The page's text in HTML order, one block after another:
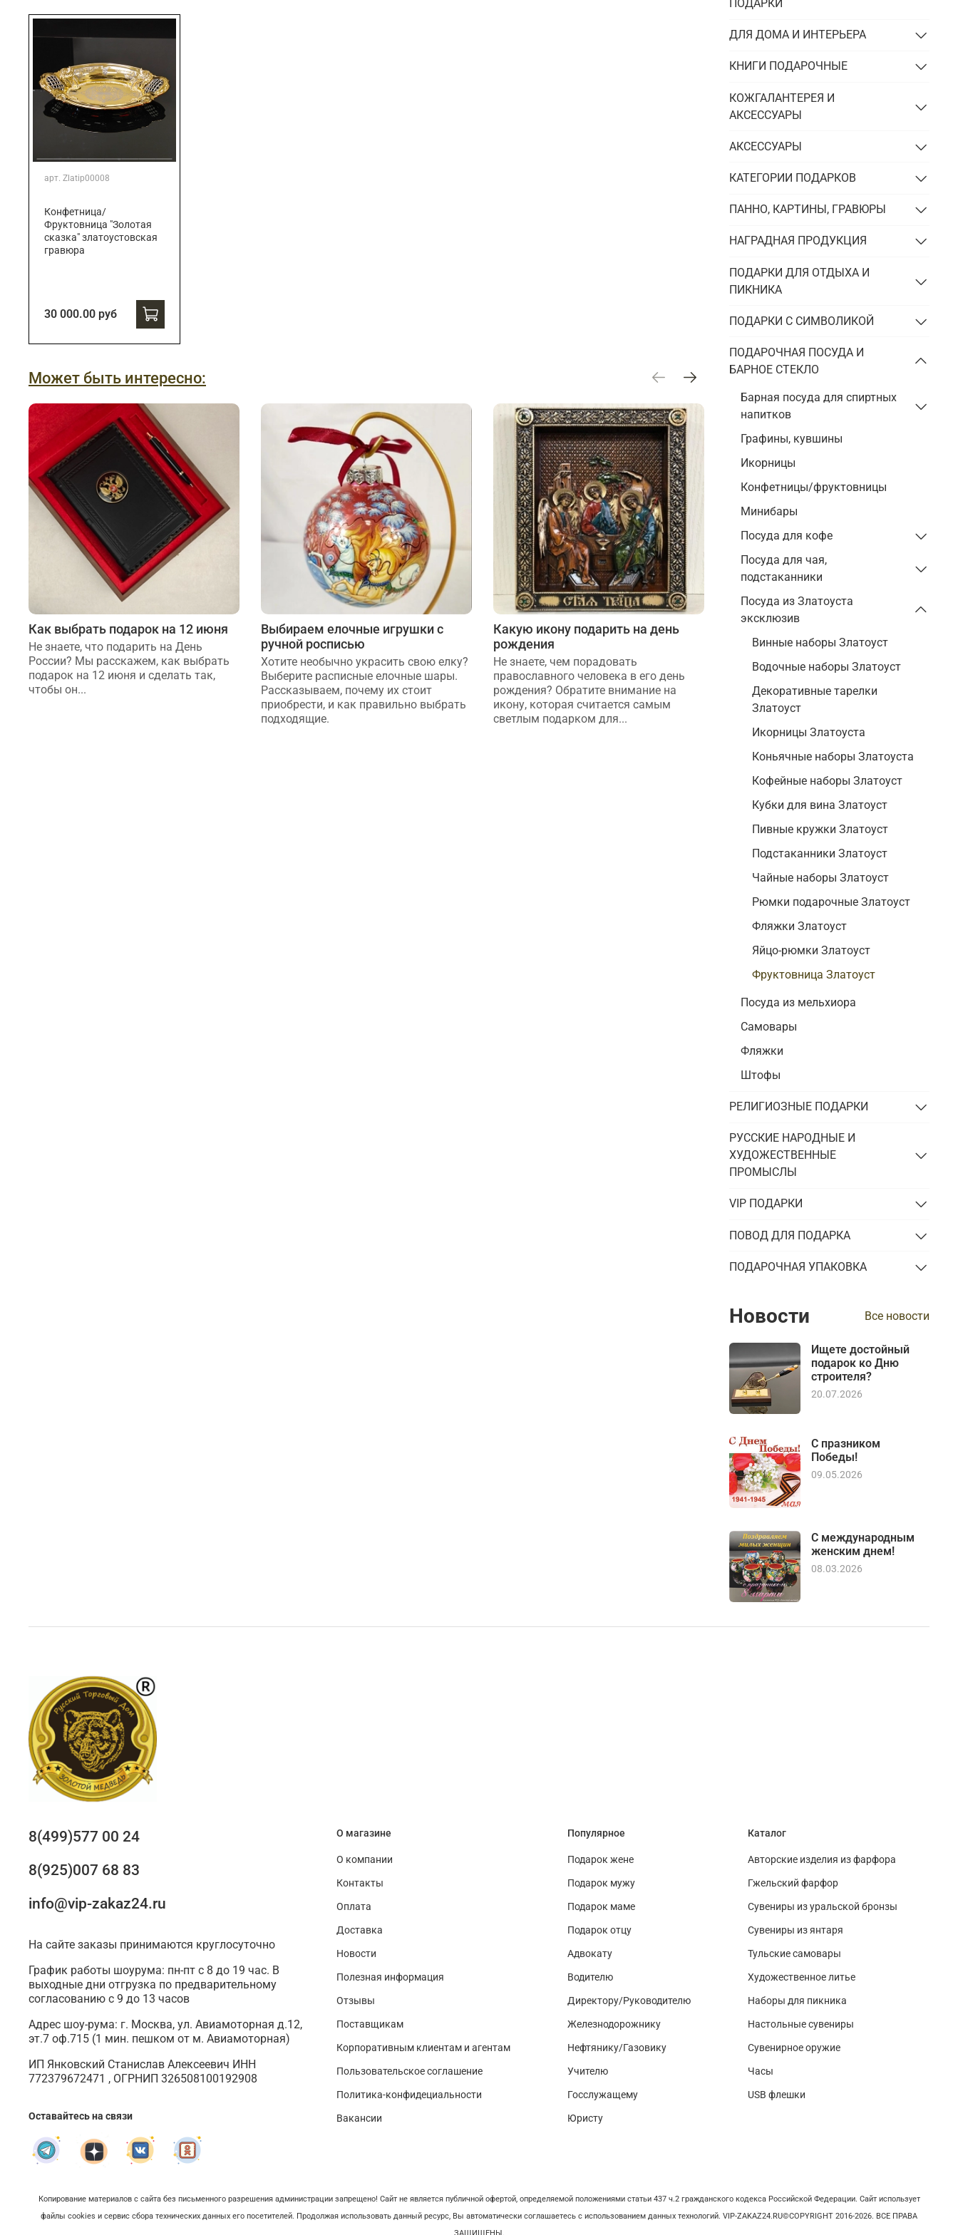
Подарки брокеру
Подарки директору/руководителю
Подарки энергетику
арт. Zlatip00008
Конфетница/
Фруктовница "Золотая
сказка" златоустовская
гравюра
30 000.00 руб
Может быть интересно:
Как выбрать подарок на 12 июня
Не знаете, что подарить на День
России? Мы расскажем, как выбрать
подарок на 12 июня и сделать так,
чтобы он...
Выбираем елочные игрушки с
ручной росписью
Хотите необычно украсить свою елку?
Выберите расписные елочные шары.
Рассказываем, почему их стоит
приобрести, и как правильно выбрать
подходящие.
Какую икону подарить на день
рождения
Не знаете, чем порадовать
православного человека в его день
рождения? Обратите внимание на
икону, которая считается самым
светлым подарком для...
коллекционных ручек Палех
Коллекционные ручки Палех —
элитная канцелярия, которая
переворачивает представление о
письменных принадлежностях. Из
статьи вы узнаете, что в них такого...
ПОДАРКИ
ДЛЯ ДОМА И ИНТЕРЬЕРА
КНИГИ ПОДАРОЧНЫЕ
КОЖГАЛАНТЕРЕЯ И
АКСЕССУАРЫ
АКСЕССУАРЫ
КАТЕГОРИИ ПОДАРКОВ
ПАННО, КАРТИНЫ, ГРАВЮРЫ
НАГРАДНАЯ ПРОДУКЦИЯ
ПОДАРКИ ДЛЯ ОТДЫХА И
ПИКНИКА
ПОДАРКИ С СИМВОЛИКОЙ
ПОДАРОЧНАЯ ПОСУДА И
БАРНОЕ СТЕКЛО
Барная посуда для спиртных
напитков
Графины, кувшины
Икорницы
Конфетницы/фруктовницы
Минибары
Посуда для кофе
Посуда для чая,
подстаканники
Посуда из Златоуста
эксклюзив
Винные наборы Златоуст
Водочные наборы Златоуст
Декоративные тарелки
Златоуст
Икорницы Златоуста
Коньячные наборы Златоуста
Кофейные наборы Златоуст
Кубки для вина Златоуст
Пивные кружки Златоуст
Подстаканники Златоуст
Чайные наборы Златоуст
Рюмки подарочные Златоуст
Фляжки Златоуст
Яйцо-рюмки Златоуст
Фруктовница Златоуст
Посуда из мельхиора
Самовары
Фляжки
Штофы
РЕЛИГИОЗНЫЕ ПОДАРКИ
РУССКИЕ НАРОДНЫЕ И
ХУДОЖЕСТВЕННЫЕ
ПРОМЫСЛЫ
VIP ПОДАРКИ
ПОВОД ДЛЯ ПОДАРКА
ПОДАРОЧНАЯ УПАКОВКА
Новости Все новости
Ищете достойный
подарок ко Дню
строителя?
20.07.2026
С празником
Победы!
09.05.2026
С международным
женским днем!
08.03.2026
О магазине
О компании
Контакты
Оплата
Доставка
Новости
Полезная информация
Отзывы
Поставщикам
Корпоративным клиентам и агентам
Пользовательское соглашение
Политика-конфидециальности
Вакансии
Популярное
Подарок жене
Подарок мужу
Подарок маме
Подарок отцу
Адвокату
Водителю
Директору/Руководителю
Железнодорожнику
Нефтянику/Газовику
Учителю
Госслужащему
Юристу
Каталог
Авторские изделия из фарфора
Гжельский фарфор
Сувениры из уральской бронзы
Сувениры из янтаря
Тульские самовары
Художественное литье
Наборы для пикника
Настольные сувениры
Сувенирное оружие
Часы
USB флешки
8(499)577 00 24
8(925)007 68 83
info@vip-zakaz24.ru
На сайте заказы принимаются круглосуточно
График работы шоурума: пн-пт с 8 до 19 час. В
выходные дни отгрузка по предварительному
согласованию с 9 до 13 часов
Адрес шоу-рума: г. Москва, ул. Авиамоторная д.12,
эт.7 оф.715 (1 мин. пешком от м. Авиамоторная)
ИП Янковский Станислав Алексеевич ИНН
772379672471 , ОГРНИП 326508100192908
Оставайтесь на связи
Копирование материалов с сайта без письменного разрешения администрации запрещено! Сайт не является публичной офертой, определяемой положениями статьи 437 ч.2 гражданского кодекса Российской Федерации. Сайт использует
файлы cookies и сервис сбора технических данных его посетителей. Продолжая использовать данный ресурс, Вы автоматически соглашаетесь с использованием данных технологий. VIP-ZAKAZ24.RU©COPYRIGHT 2016-2026. ВСЕ ПРАВА